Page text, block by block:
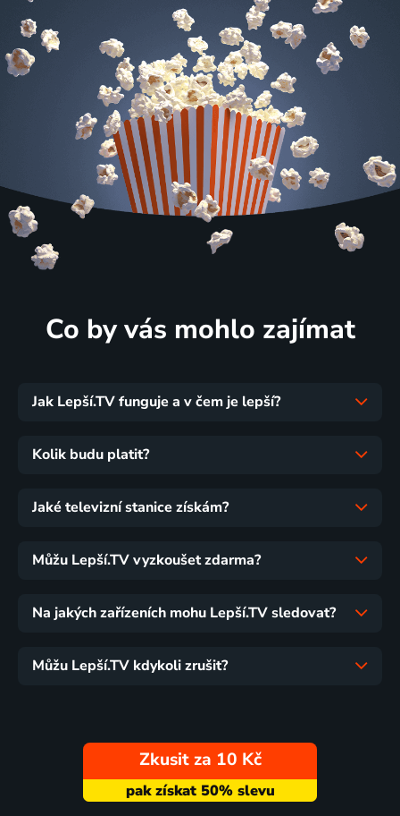
Co by vás mohlo zajímat
Jak Lepší.TV funguje a v čem je lepší?
Kolik budu platit?
Jaké televizní stanice získám?
Můžu Lepší.TV vyzkoušet zdarma?
Na jakých zařízeních mohu Lepší.TV sledovat?
Můžu Lepší.TV kdykoli zrušit?
Zkusit za 10 Kč